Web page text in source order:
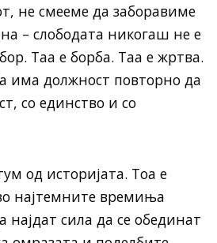
не смееме да заборавиме
– слободата никогаш не е
Таа е борба. Таа е жртва.
има должност повторно да
со единство и со
од историјата. Тоа е
најтемните времиња
сила да се обединат